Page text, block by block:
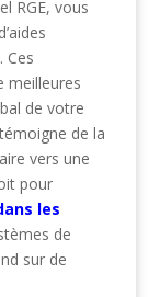
RGE, vous
Ces
meilleures
de votre
de la
vers une
pour
les
de
sur de